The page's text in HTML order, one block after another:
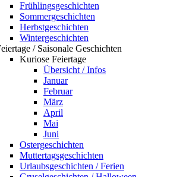
Frühlingsgeschichten
Sommergeschichten
Herbstgeschichten
Wintergeschichten
/ Saisonale Geschichten
Kuriose Feiertage
Übersicht / Infos
Januar
Februar
März
April
Mai
Juni
Ostergeschichten
Muttertagsgeschichten
Urlaubsgeschichten / Ferien